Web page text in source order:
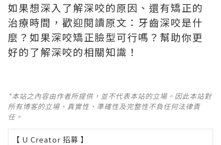
如果想深入了解深咬的原因、還有矯正的
治療時間，歡迎閱讀原文： 牙齒深咬是什
麼？如果深咬矯正臉型可行嗎？ 幫助你更
好的了解深咬的相關知識！
*本站之內容由作者所提供，並不代表本站的立場。因此本站對
所有博客的立場、真實性、準確性及完整性不負任何法律責
任。
【 U Creator 招募 】